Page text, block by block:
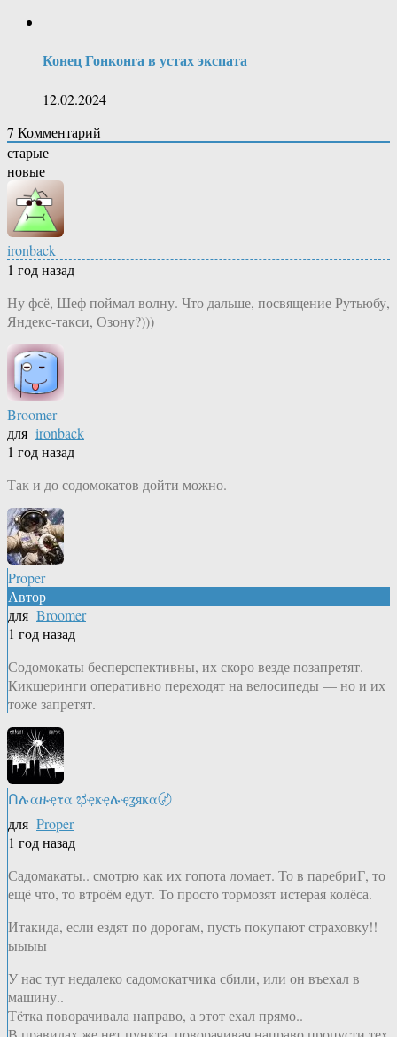
Конец Гонконга в устах экспата
12.02.2024
7 Комментарий
старые
новые
ironback
1 год назад
Ну фсё, Шеф поймал волну. Что дальше, посвящение Рутьюбу,
Яндекс-такси, Озону?)))
Broomer
для ironback
1 год назад
Так и до содомокатов дойти можно.
Proper
Автор
для Broomer
1 год назад
Содомокаты бесперспективны, их скоро везде позапретят.
Кикшеринги оперативно переходят на велосипеды — но и их
тоже запретят.
Ոሉαዙҿτα ಭҿҝҿሉҿʓяҝα〄
для Proper
1 год назад
Садомакаты.. смотрю как их гопота ломает. То в паребриГ, то
ещё что, то втроём едут. То просто тормозят истерая колёса.
Итакида, если ездят по дорогам, пусть покупают страховку!!
ыыыы
У нас тут недалеко садомокатчика сбили, или он въехал в
машину..
Тётка поворачивала направо, а этот ехал прямо..